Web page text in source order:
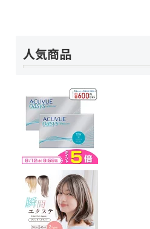
人気商品